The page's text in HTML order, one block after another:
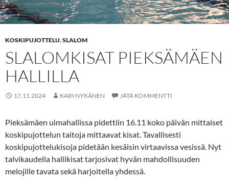
KOSKIPUJOTTELU,SLALOM
SLALOMKISAT PIEKSÄMÄEN
HALLILLA
17.11.2024 KARI NYKÄNEN JÄTÄ KOMMENTTI
Pieksämäen uimahallissa pidettiin 16.11 koko päivän mittaiset
koskipujottelun taitoja mittaavat kisat. Tavallisesti
koskipujottelukisoja pidetään kesäisin virtaavissa vesissä. Nyt
talvikaudella hallikisat tarjosivat hyvän mahdollisuuden
melojille tavata sekä harjoitella yhdessä.